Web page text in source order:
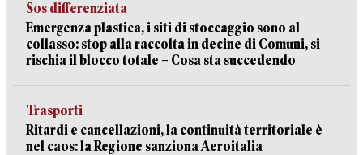
Sos differenziata
Emergenza plastica, i siti di stoccaggio sono al
collasso: stop alla raccolta in decine di Comuni, si
rischia il blocco totale – Cosa sta succedendo
Trasporti
Ritardi e cancellazioni, la continuità territoriale è
nel caos: la Regione sanziona Aeroitalia